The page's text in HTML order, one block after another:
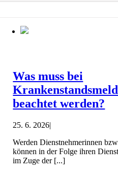
Was muss bei
beachtet werden?
25. 6. 2026|
Werden Dienstnehmerinnen
können in der Folge ihren
im Zuge der [...]